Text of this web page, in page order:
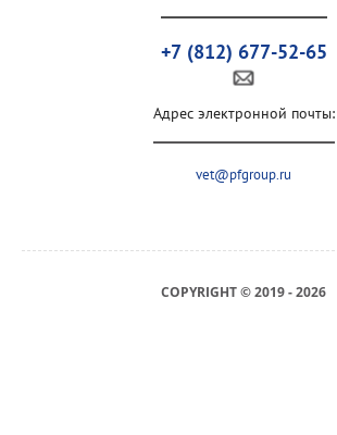
+7 (812) 677-52-65
Адрес электронной почты:
vet@pfgroup.ru
COPYRIGHT © 2019 - 2026